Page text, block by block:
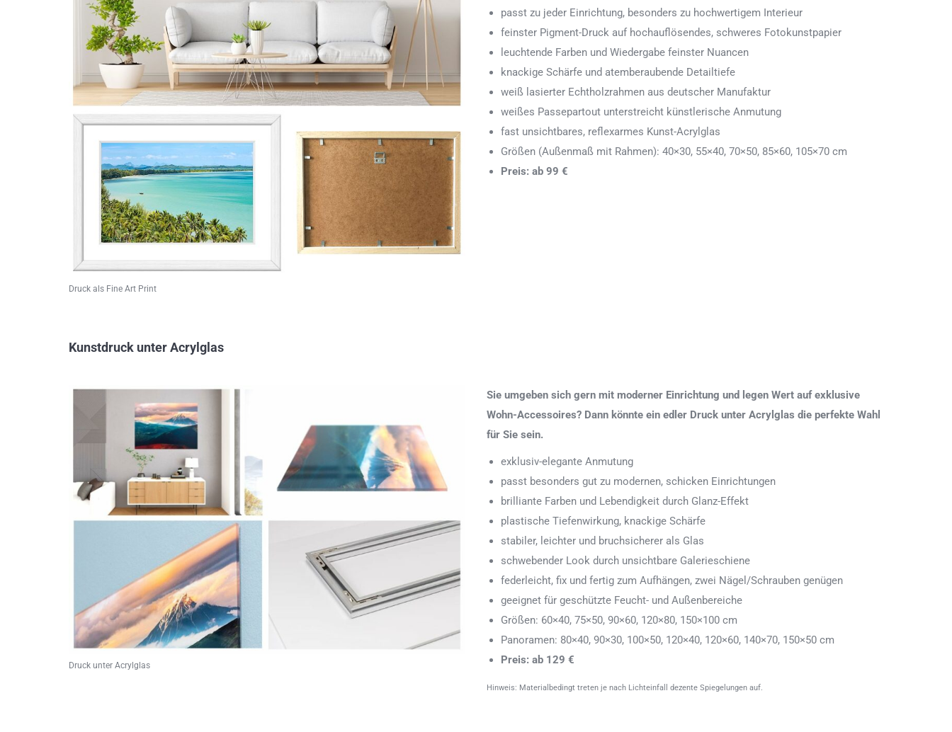
Druck als Fine Art Print
passt zu jeder Einrichtung, besonders zu hochwertigem Interieur
feinster Pigment-Druck auf hochauflösendes, schweres Fotokunstpapier
leuchtende Farben und Wiedergabe feinster Nuancen
knackige Schärfe und atemberaubende Detailtiefe
weiß lasierter Echtholzrahmen aus deutscher Manufaktur
weißes Passepartout unterstreicht künstlerische Anmutung
fast unsichtbares, reflexarmes Kunst-Acrylglas
Größen (Außenmaß mit Rahmen): 40×30, 55×40, 70×50, 85×60, 105×70 cm
Preis: ab 99 €
Kunstdruck unter Acrylglas
Druck unter Acrylglas
Sie umgeben sich gern mit moderner Einrichtung und legen Wert auf exklusive
Wohn-Accessoires? Dann könnte ein edler Druck unter Acrylglas die perfekte Wahl
für Sie sein.
exklusiv-elegante Anmutung
passt besonders gut zu modernen, schicken Einrichtungen
brilliante Farben und Lebendigkeit durch Glanz-Effekt
plastische Tiefenwirkung, knackige Schärfe
stabiler, leichter und bruchsicherer als Glas
schwebender Look durch unsichtbare Galerieschiene
federleicht, fix und fertig zum Aufhängen, zwei Nägel/Schrauben genügen
geeignet für geschützte Feucht- und Außenbereiche
Größen: 60×40, 75×50, 90×60, 120×80, 150×100 cm
Panoramen: 80×40, 90×30, 100×50, 120×40, 120×60, 140×70, 150×50 cm
Preis: ab 129 €
Hinweis: Materialbedingt treten je nach Lichteinfall dezente Spiegelungen auf.